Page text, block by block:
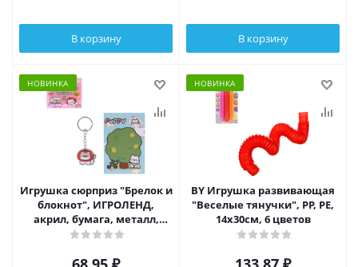
В корзину В корзину
НОВИНКА
Игрушка сюрприз "Брелок и
блокнот", ИГРОЛЕНД,
акрил, бумага, металл,
11х12см, 6-12 дизайнов
НОВИНКА
BY Игрушка развивающая
"Веселые тянучки", PP, PE,
14х30см, 6 цветов